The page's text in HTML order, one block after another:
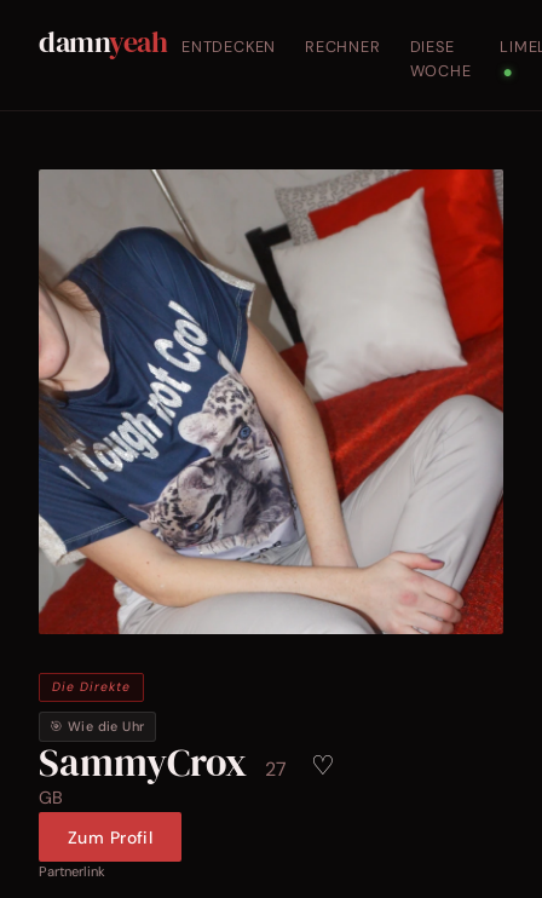
damnyeah ENTDECKEN RECHNER
DIESE
WOCHE
●
Die Direkte
🎯 Wie die Uhr
SammyCrox 27 ♡
GB
Zum Profil
Partnerlink